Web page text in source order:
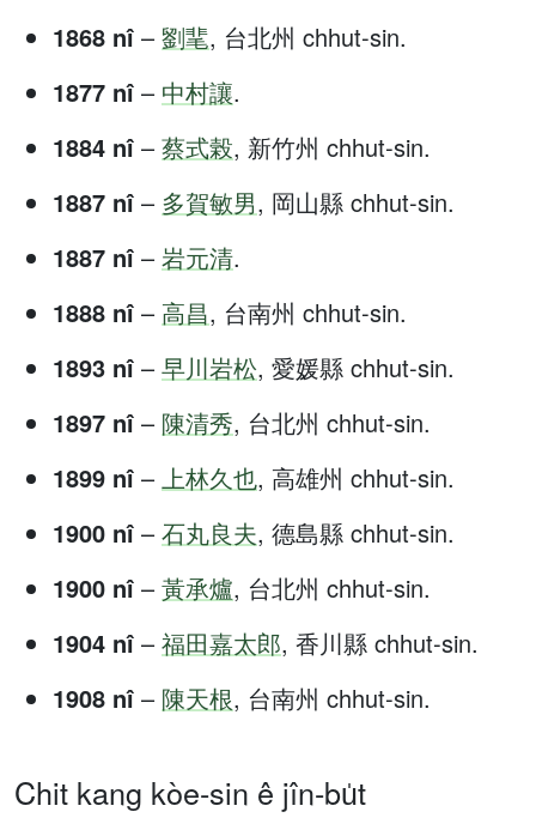
1868 nî – 劉靟, 台北州 chhut-sin.
1877 nî – 中村讓.
1884 nî – 蔡式榖, 新竹州 chhut-sin.
1887 nî – 多賀敏男, 岡山縣 chhut-sin.
1887 nî – 岩元清.
1888 nî – 高昌, 台南州 chhut-sin.
1893 nî – 早川岩松, 愛媛縣 chhut-sin.
1897 nî – 陳清秀, 台北州 chhut-sin.
1899 nî – 上林久也, 高雄州 chhut-sin.
1900 nî – 石丸良夫, 德島縣 chhut-sin.
1900 nî – 黃承爐, 台北州 chhut-sin.
1904 nî – 福田嘉太郎, 香川縣 chhut-sin.
1908 nî – 陳天根, 台南州 chhut-sin.
Chit kang kòe-sin ê jîn-bu̍t